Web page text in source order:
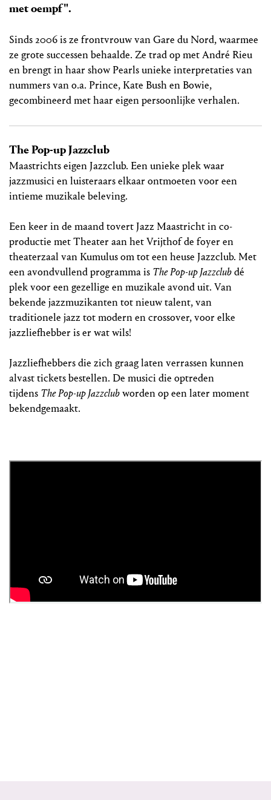
met oempf".
Sinds 2006 is ze frontvrouw van Gare du Nord, waarmee
ze grote successen behaalde. Ze trad op met André Rieu
en brengt in haar show Pearls unieke interpretaties van
nummers van o.a. Prince, Kate Bush en Bowie,
gecombineerd met haar eigen persoonlijke verhalen.
The Pop-up Jazzclub
Maastrichts eigen Jazzclub. Een unieke plek waar
jazzmusici en luisteraars elkaar ontmoeten voor een
intieme muzikale beleving.
Een keer in de maand tovert Jazz Maastricht in co-
productie met Theater aan het Vrijthof de foyer en
theaterzaal van Kumulus om tot een heuse Jazzclub. Met
een avondvullend programma is The Pop-up Jazzclubdé
plek voor een gezellige en muzikale avond uit. Van
bekende jazzmuzikanten tot nieuw talent, van
traditionele jazz tot modern en crossover, voor elke
jazzliefhebber is er wat wils!
Jazzliefhebbers die zich graag laten verrassen kunnen
alvast tickets bestellen. De musici die optreden
tijdens The Pop-up Jazzclubworden op een later moment
bekendgemaakt.